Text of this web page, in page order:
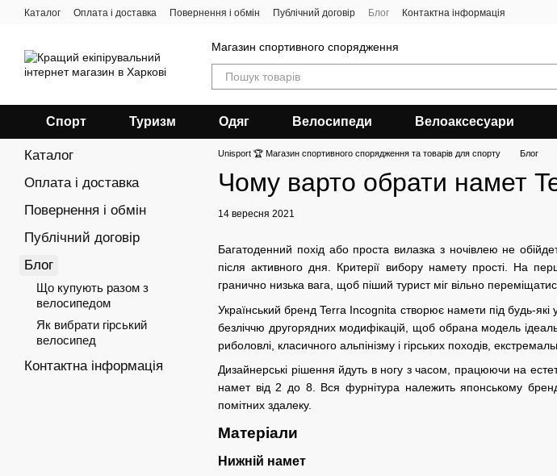
Перейти до основного контенту
Каталог Оплата і доставка Повернення і обмін Публічний договір Блог Контактна інформація
Магазин спортивного спорядження
Спорт Туризм Одяг Велосипеди Велоаксесуари
Unisport 🏆 Магазин спортивного спорядження та товарів для спорту Блог
Чому варто обрати намет
14 вересня 2021
Багатоденний похід або проста вилазка з ночівлею не
після активного дня. Критерії вибору намету прості. На
гранично низька вага, щоб піший турист міг вільно
Український бренд Terra Incognita створює намети під будь-які
безліччю другорядних модифікацій, щоб обрана модель
риболовлі, класичного альпінізму і гірських походів,
Дизайнерські рішення йдуть в ногу з часом, працюючи на
намет від 2 до 8. Вся фурнітура належить японському
помітних здалеку.
Матеріали
Нижній намет
Каталог
Оплата і доставка
Повернення і обмін
Публічний договір
Блог
Що купують разом з
велосипедом
Як вибрати гірський
велосипед
Контактна інформація